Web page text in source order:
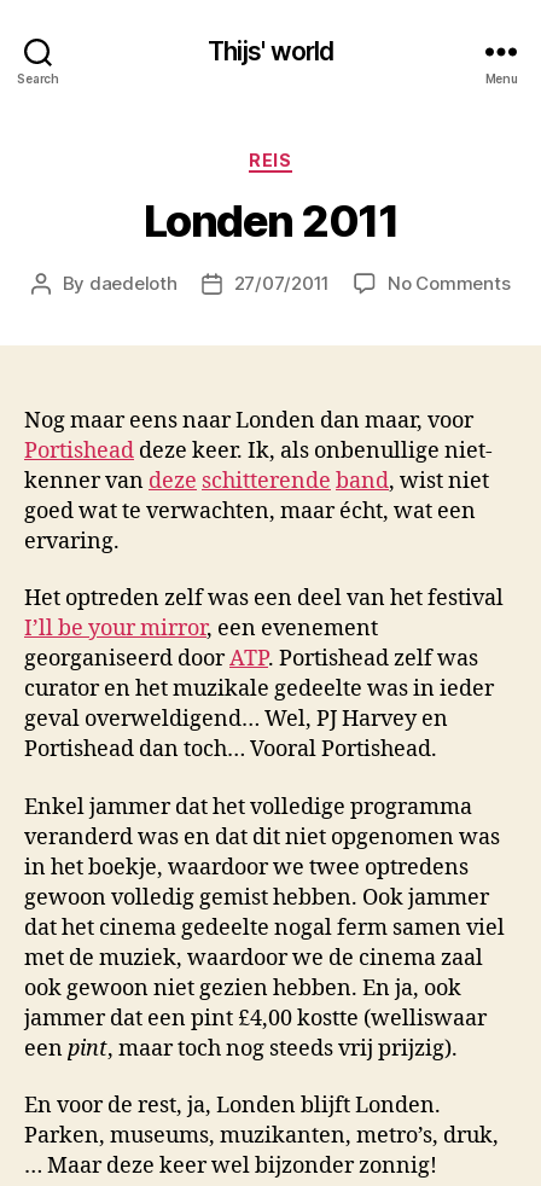
Search
Thijs' world
Menu
Categories
REIS
Londen 2011
Post
By daedeloth
Post27/07/2011 No Commentson
Nog maar eens naar Londen dan maar, voor
Portishead deze keer. Ik, als onbenullige niet-
kenner van deze schitterende band, wist niet
goed wat te verwachten, maar écht, wat een
ervaring.
Het optreden zelf was een deel van het festival
I’ll be your mirror, een evenement
georganiseerd doorATP. Portishead zelf was
curator en het muzikale gedeelte was in ieder
geval overweldigend… Wel, PJ Harvey en
Portishead dan toch… Vooral Portishead.
Enkel jammer dat het volledige programma
veranderd was en dat dit niet opgenomen was
in het boekje, waardoor we twee optredens
gewoon volledig gemist hebben. Ook jammer
dat het cinema gedeelte nogal ferm samen viel
met de muziek, waardoor we de cinema zaal
ook gewoon niet gezien hebben. En ja, ook
jammer dat een pint £4,00 kostte (welliswaar
eenpint, maar toch nog steeds vrij prijzig).
En voor de rest, ja, Londen blijft Londen.
Parken, museums, muzikanten, metro’s, druk,
… Maar deze keer wel bijzonder zonnig!